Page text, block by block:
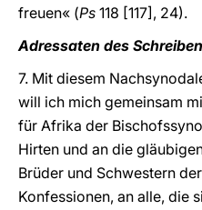
freuen« (Ps 118 [117], 24).
Adressaten des
7. Mit diesem
will ich mich gemeinsam
für Afrika der
Hirten und an die
Brüder und Schwestern
Konfessionen, an alle, die